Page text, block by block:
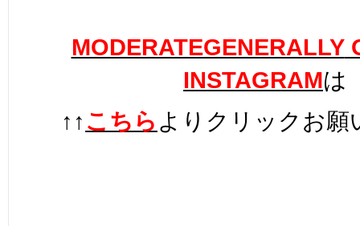
MODERATEGENERALLY
INSTAGRAMは
↑↑ こちら よりクリックお願